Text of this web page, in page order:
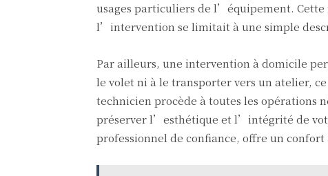
usages particuliers de l’équipement.
l’intervention se limitait à une simple
Par ailleurs, une intervention à domicile
le volet ni à le transporter vers un atelier,
technicien procède à toutes les opérations
préserver l’esthétique et l’intégrité de
professionnel de confiance, offre un